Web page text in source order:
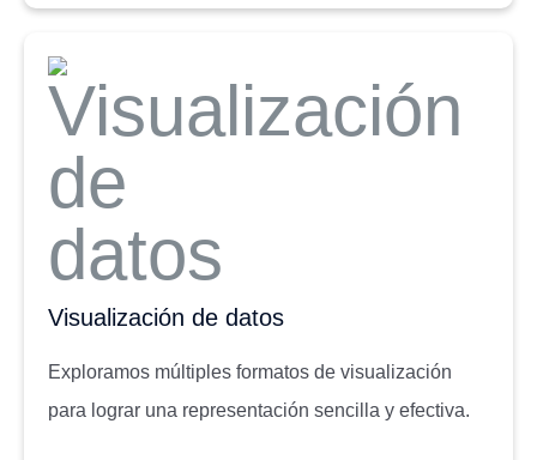
Visualización de datos
Exploramos múltiples formatos de visualización
para lograr una representación sencilla y efectiva.